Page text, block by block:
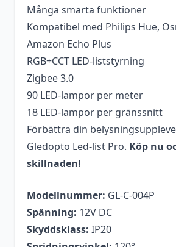
Många smarta funktioner
Kompatibel med Philips Hue,
Amazon Echo Plus
RGB+CCT LED-liststyrning
Zigbee 3.0
90 LED-lampor per meter
18 LED-lampor per gränssnitt
Förbättra din
Gledopto Led-list Pro. Köp nu
skillnaden!
Modellnummer: GL-C-004P
Spänning: 12V DC
Skyddsklass: IP20